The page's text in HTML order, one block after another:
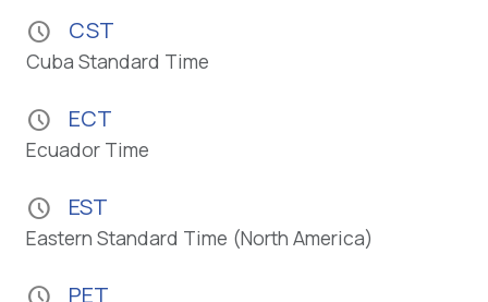
schedule CST
Cuba Standard Time
schedule ECT
Ecuador Time
schedule EST
Eastern Standard Time (North America)
PET